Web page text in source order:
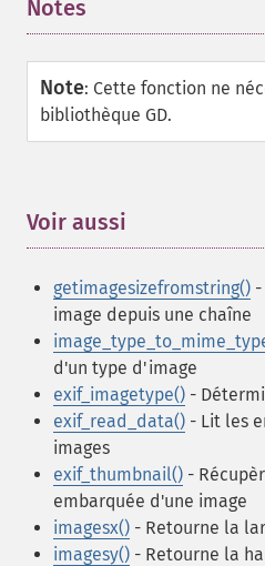
Notes
Note: Cette fonction ne
bibliothèque GD.
Voir aussi
getimagesizefromstring()
image depuis une chaîne
d'un type d'image
exif_imagetype() -
exif_read_data() - Lit les
images
exif_thumbnail() -
embarquée d'une image
imagesx() - Retourne la
imagesy() - Retourne la